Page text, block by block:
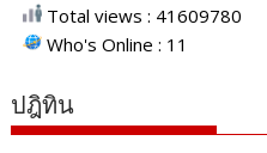
Total views : 41609780
Who's Online : 11
ปฎิทิน